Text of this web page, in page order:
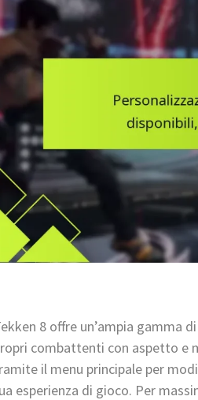
8 offre un’ampia gamma
combattenti con aspetto e
il menu principale per
esperienza di gioco. Per